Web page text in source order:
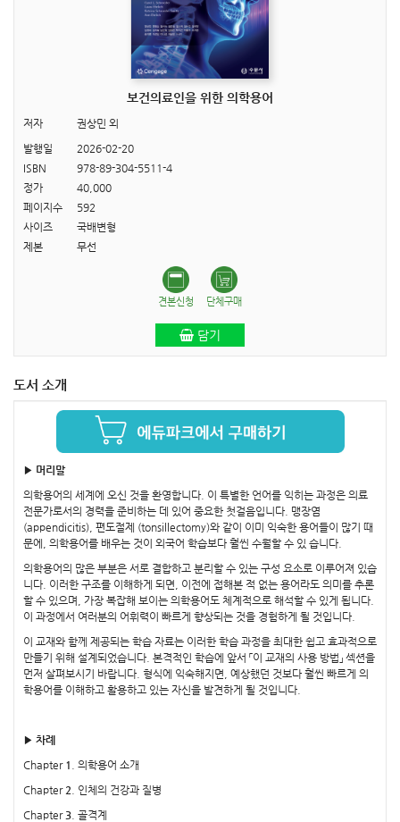
보건의료인을 위한 의학용어
저자
권상민 외
발행일
2026-02-20
ISBN
978-89-304-5511-4
정가
40,000
페이지수
592
사이즈
국배변형
제본
무선
견본신청 단체구매
담기
도서 소개
▶ 머리말
의학용어의 세계에 오신 것을 환영합니다. 이 특별한 언어를 익히는 과정은 의료
전문가로서의 경력을 준비하는 데 있어 중요한 첫걸음입니다. 맹장염
(appendicitis), 편도절제 (tonsillectomy)와 같이 이미 익숙한 용어들이 많기 때
문에, 의학용어를 배우는 것이 외국어 학습보다 훨씬 수월할 수 있 습니다.
의학용어의 많은 부분은 서로 결합하고 분리할 수 있는 구성 요소로 이루어져 있습
니다. 이러한 구조를 이해하게 되면, 이전에 접해본 적 없는 용어라도 의미를 추론
할 수 있으며, 가장 복잡해 보이는 의학용어도 체계적으로 해석할 수 있게 됩니다.
이 과정에서 여러분의 어휘력이 빠르게 향상되는 것을 경험하게 될 것입니다.
이 교재와 함께 제공되는 학습 자료는 이러한 학습 과정을 최대한 쉽고 효과적으로
만들기 위해 설계되었습니다. 본격적인 학습에 앞서 「이 교재의 사용 방법」 섹션을
먼저 살펴보시기 바랍니다. 형식에 익숙해지면, 예상했던 것보다 훨씬 빠르게 의
학용어를 이해하고 활용하고 있는 자신을 발견하게 될 것입니다.
▶ 차례
Chapter 1
. 의학용어 소개
Chapter 2 . 인체의 건강과 질병
Chapter 3 . 골격계